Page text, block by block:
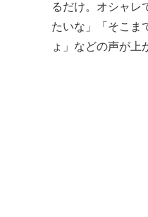
るだけ。オシャレ
たいな」「そこま
ょ」などの声が上